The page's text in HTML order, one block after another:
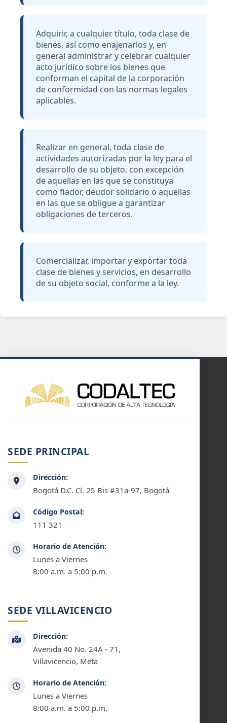
Adquirir, a cualquier título, toda clase de
bienes, así como enajenarlos y, en
general administrar y celebrar cualquier
acto jurídico sobre los bienes que
conforman el capital de la corporación
de conformidad con las normas legales
aplicables.
Realizar en general, toda clase de
actividades autorizadas por la ley para el
desarrollo de su objeto, con excepción
de aquellas en las que se constituya
como fiador, deudor solidario o aquellas
en las que se obligue a garantizar
obligaciones de terceros.
Comercializar, importar y exportar toda
clase de bienes y servicios, en desarrollo
de su objeto social, conforme a la ley.
SEDE PRINCIPAL
Dirección:
Bogotá D.C. Cl. 25 Bis #31a-97, Bogotá
Código Postal:
111 321
Horario de Atención:
Lunes a Viernes
8:00 a.m. a 5:00 p.m.
SEDE VILLAVICENCIO
Dirección:
Avenida 40 No. 24A - 71,
Villavicencio, Meta
Horario de Atención:
Lunes a Viernes
8:00 a.m. a 5:00 p.m.